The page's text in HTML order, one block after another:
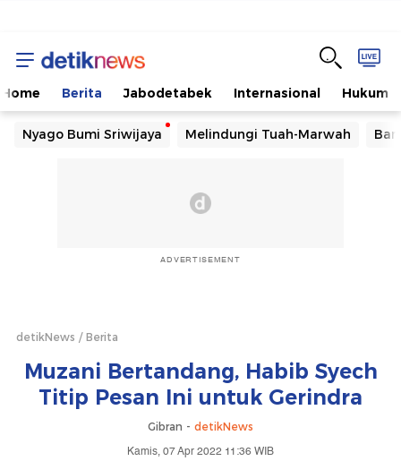
Home Berita Jabodetabek Internasional Hukum
Nyago Bumi Sriwijaya Melindungi Tuah-Marwah
ADVERTISEMENT
detikNews Berita
Muzani Bertandang, Habib Syech
Titip Pesan Ini untuk Gerindra
Gibran - detikNews
Kamis, 07 Apr 2022 11:36 WIB